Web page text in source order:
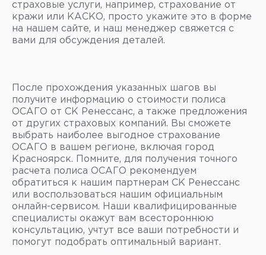
страховые услуги, например, страхование от
кражи или КАСКО, просто укажите это в форме
на нашем сайте, и наш менеджер свяжется с
вами для обсуждения деталей.
После прохождения указанных шагов вы
получите информацию о стоимости полиса
ОСАГО от СК Ренессанс, а также предложения
от других страховых компаний. Вы сможете
выбрать наиболее выгодное страхование
ОСАГО в вашем регионе, включая город
Красноярск. Помните, для получения точного
расчета полиса ОСАГО рекомендуем
обратиться к нашим партнерам СК Ренессанс
или воспользоваться нашим официальным
онлайн-сервисом. Наши квалифицированные
специалисты окажут вам всестороннюю
консультацию, учтут все ваши потребности и
помогут подобрать оптимальный вариант.